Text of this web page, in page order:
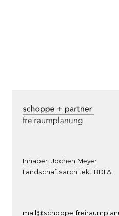
Inhaber: Jochen Meyer
Landschaftsarchitekt BDLA
mail@schoppe-